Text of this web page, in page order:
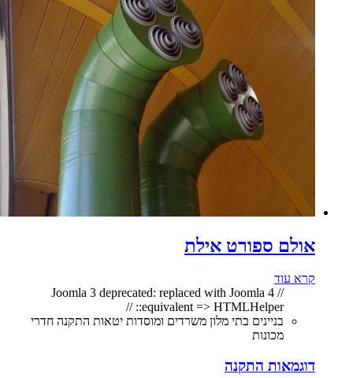
אולם ספורט אילת
קרא עוד
// Joomla 3 deprecated: replaced with Joomla 4
equivalent => HTMLHelper:: //
בניינים בתי מלון משרדים ומוסדות יטאות התקנה חדרי
מכונות
דוגמאות התקנה